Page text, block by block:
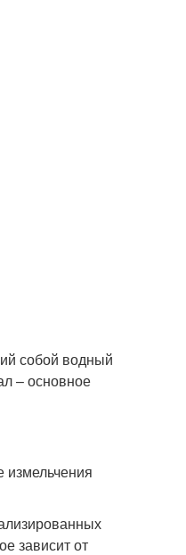
собой водный
– основное
зависит от